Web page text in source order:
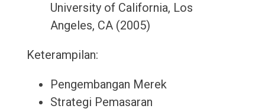
University of California, Los
Angeles, CA (2005)
Keterampilan:
Pengembangan Merek
Strategi Pemasaran